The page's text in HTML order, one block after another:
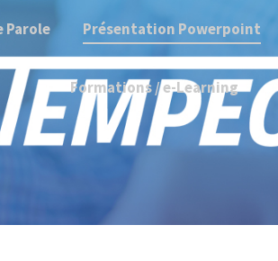
Parole Présentation Powerpoint
Formations / e-Learning